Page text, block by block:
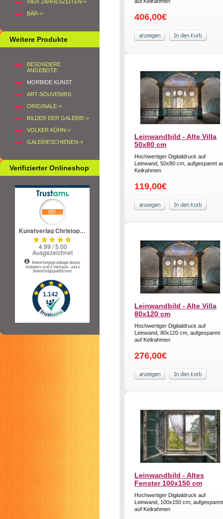
VIER JAHRESZEITEN->
BÄR->
Weitere Produkte
BESONDERE
ANGEBOTE
MORBIDE KUNST
ART-SOUVENIRS
ORIGINALE->
BILDER DER GALERIE->
VOLKER KÜHN->
GALERIESCHIENEN->
Verifizierter Onlineshop
406,00€
Leinwandbild - Alte Villa
50x80 cm
Hochwertiger Digitaldruck auf
Leinwand, 50x80 cm, aufgespannt
Keilrahmen
119,00€
Leinwandbild - Alte Villa
80x120 cm
Hochwertiger Digitaldruck auf
Leinwand, 80x120 cm, aufgespannt
auf Keilrahmen
276,00€
Leinwandbild - Altes
Fenster 100x150 cm
Hochwertiger Digitaldruck auf
Leinwand, 100x150 cm, aufgespannt
auf Keilrahmen